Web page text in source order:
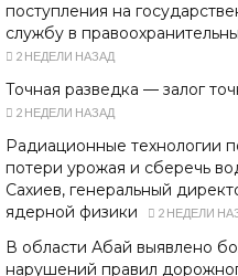
поступления на
службу в
2 НЕДЕЛИ НАЗАД
Точная разведка — залог
2 НЕДЕЛИ НАЗАД
Радиационные технологии
потери урожая и сберечь
Сахиев, генеральный
ядерной физики
2 НЕДЕЛИ
В области Абай выявлено
нарушений правил